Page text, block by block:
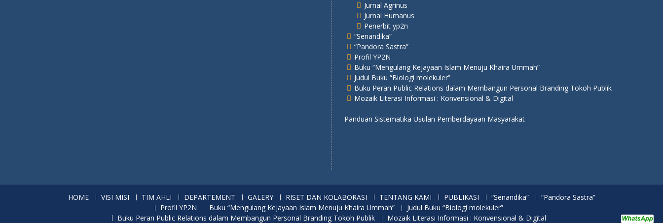
Jurnal Agrinus
Jurnal Humanus
Penerbit yp2n
“Senandika”
“Pandora Sastra”
Profil YP2N
Buku “Mengulang Kejayaan Islam Menuju Khaira Ummah”
Judul Buku “Biologi molekuler”
Buku Peran Public Relations dalam Membangun Personal Branding Tokoh Publik
Mozaik Literasi Informasi : Konvensional & Digital
Panduan Sistematika Usulan Pemberdayaan Masyarakat
HOME VISI MISI TIM AHLI DEPARTEMENT GALERY RISET DAN KOLABORASI TENTANG KAMI PUBLIKASI “Senandika”
“Pandora Sastra”
Profil YP2N
Buku “Mengulang Kejayaan Islam Menuju Khaira Ummah”
Judul Buku “Biologi molekuler”
Buku Peran Public Relations dalam Membangun Personal Branding Tokoh Publik
Mozaik Literasi Informasi : Konvensional & Digital